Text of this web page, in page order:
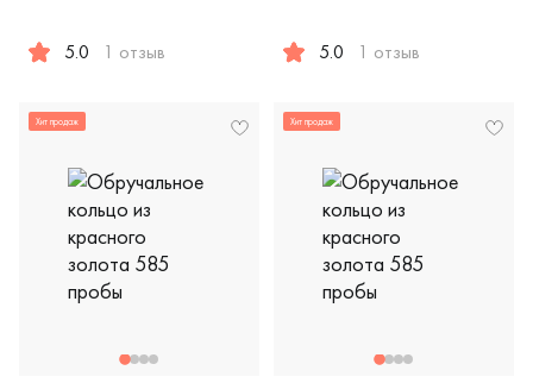
5.0 1 отзыв 5.0 1 отзыв
Хит продаж Хит продаж